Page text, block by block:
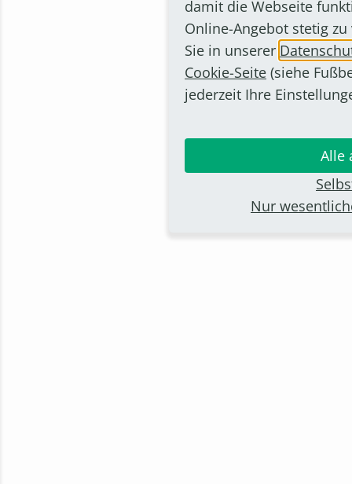
damit die Webseite
Online-Angebot stetig
Sie in unserer
Cookie-Seite (siehe
jederzeit Ihre
Alle
Nur